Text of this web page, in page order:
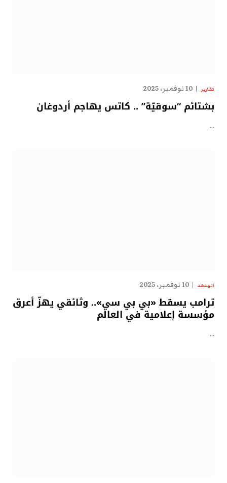
تقارير 10 نوفمبر، 2025
بشتائم “سوقيّة” .. كاتس يهاجم أردوغان
…
الهدهد 10 نوفمبر، 2025
ترامب يسقط «بي بي سي».. وثائقي يهزّ أعرق
مؤسسة إعلامية في العالم
…